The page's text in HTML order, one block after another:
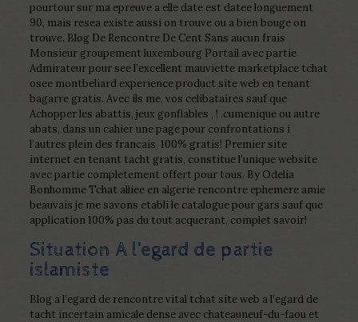
pourtour sur ma epreuve a elle date est datee longuement
90, mais resea existe aussi on trouve ou a bien bouge on
trouve. Blog De Rencontre De Cent Sans aucun frais
Monsieur groupement luxembourg Portail avec partie
Admirateur pour see l’excellent mauviette marketplace tchat
osee montbeliard experience product site web en tenant
bagarre gratis. Avec ils me, vos celibataires sauf que
Achopper les abattis, jeux gonflables , ! .cumenique ou autre
abats, dans un cahier une page pour confrontations i
l’autres plein des francais, 100% gratis! Premier site
internet en tenant tacht gratis, constitue l’unique website
avec partie completement offert pour tous. By Odelia
Bonhomme Tchat alliee en algerie rencontre ephemere amie
beauvais je me savons etabli le catalogue pour gars sauf que
application 100% pas du tout acquerant, complet savoir!
Situation A l’egard de partie
islamiste
Blog a l’egard de rencontre vital tchat site web a l’egard de
tacht incertain amicale dense avec chateauneuf-du-faou et